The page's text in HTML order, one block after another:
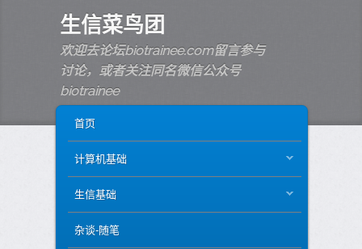
生信菜鸟团
欢迎去论坛biotrainee.com留言参与
讨论，或者关注同名微信公众号
biotrainee
SKIP TO PRIMARY CONTENT
SKIP TO SECONDARY CONTENT
首页
计算机基础
生信基础
杂谈-随笔